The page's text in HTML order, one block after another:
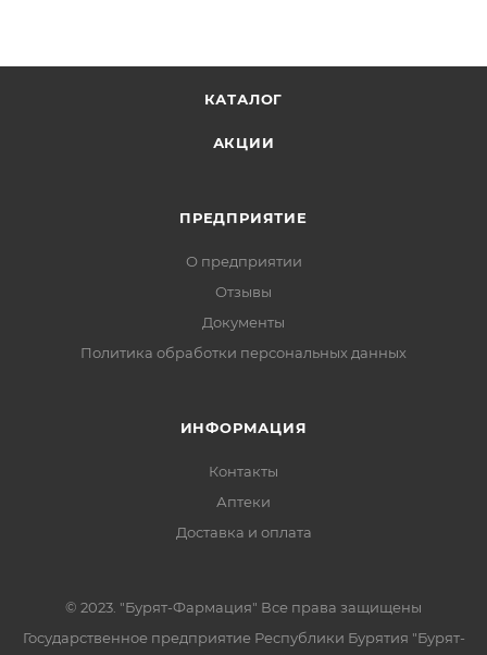
КАТАЛОГ
АКЦИИ
ПРЕДПРИЯТИЕ
О предприятии
Отзывы
Документы
Политика обработки персональных данных
ИНФОРМАЦИЯ
Контакты
Аптеки
Доставка и оплата
© 2023. "Бурят-Фармация" Все права защищены
Государственное предприятие Республики Бурятия "Бурят-